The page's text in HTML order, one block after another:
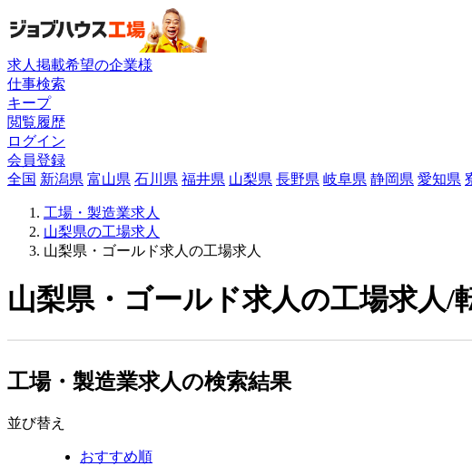
求人掲載希望の企業様
仕事検索
キープ
閲覧履歴
ログイン
会員登録
全国 新潟県 富山県 石川県 福井県 山梨県 長野県 岐阜県 静岡県 愛知県
工場・製造業求人
山梨県の工場求人
山梨県・ゴールド求人の工場求人
山梨県・ゴールド求人の工場求人/
工場・製造業求人の検索結果
並び替え
おすすめ順